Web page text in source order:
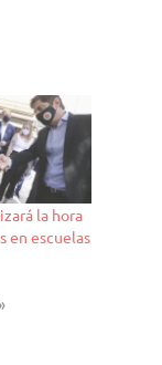
la hora
en escuelas